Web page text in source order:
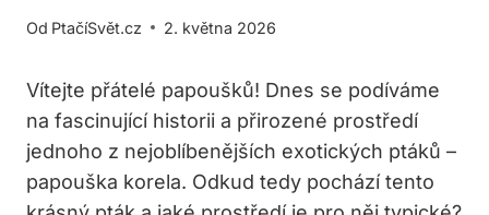
Od PtačíSvět.cz 2. května 2026
Vítejte přátelé papoušků! Dnes se podíváme
na fascinující historii a přirozené prostředí
jednoho z nejoblíbenějších exotických ptáků –
papouška korela. Odkud tedy pochází tento